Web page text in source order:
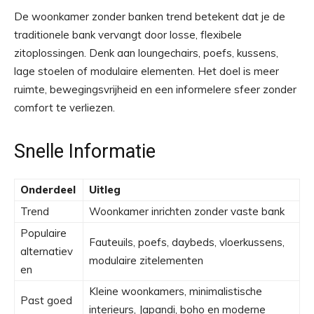
De woonkamer zonder banken trend betekent dat je de
traditionele bank vervangt door losse, flexibele
zitoplossingen. Denk aan loungechairs, poefs, kussens,
lage stoelen of modulaire elementen. Het doel is meer
ruimte, bewegingsvrijheid en een informelere sfeer zonder
comfort te verliezen.
Snelle Informatie
Onderdeel
Uitleg
Trend
Woonkamer inrichten zonder vaste bank
Populaire
alternatiev
en
Fauteuils, poefs, daybeds, vloerkussens,
modulaire zitelementen
Past goed
Kleine woonkamers, minimalistische
interieurs, Japandi, boho en moderne